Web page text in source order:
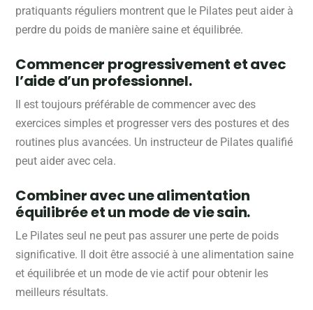
pratiquants réguliers montrent que le Pilates peut aider à
perdre du poids de manière saine et équilibrée.
Commencer progressivement et avec
l’aide d’un professionnel.
Il est toujours préférable de commencer avec des
exercices simples et progresser vers des postures et des
routines plus avancées. Un instructeur de Pilates qualifié
peut aider avec cela.
Combiner avec une alimentation
équilibrée et un mode de vie sain.
Le Pilates seul ne peut pas assurer une perte de poids
significative. Il doit être associé à une alimentation saine
et équilibrée et un mode de vie actif pour obtenir les
meilleurs résultats.